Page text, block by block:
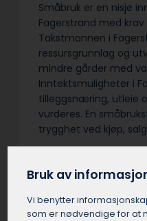
Småbruk er en nisje
Fagerstrand med krav
Takstmannen i
ressursgrunnlag og
mindre gårder med
Inntektsmuligheter i
tilleggsnæring, utleie
vurderes. En
trygghet ved kjøp,
E-takst bolig
Bruk av
Vi benytter
som er nødvendige for at